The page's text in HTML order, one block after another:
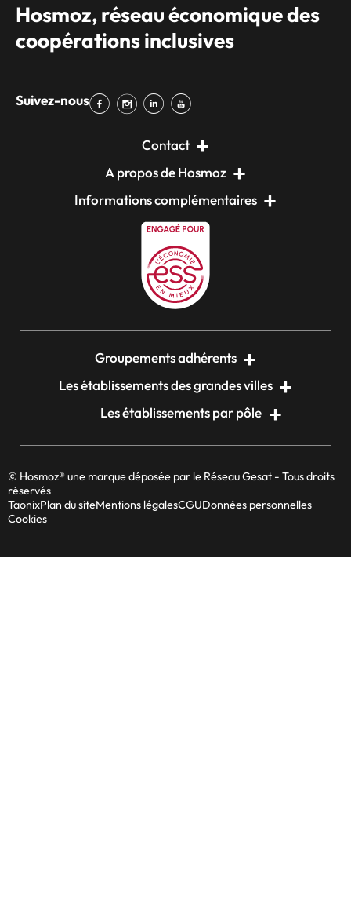
Hosmoz, réseau économique des
coopérations inclusives
Suivez-nous
Contact
A propos de Hosmoz
Informations complémentaires
Groupements adhérents
Les établissements des grandes villes
Les établissements par pôle
© Hosmoz® une marque déposée par le Réseau Gesat - Tous droits
réservés
TaonixPlan du siteMentions légalesCGUDonnées personnelles
Cookies